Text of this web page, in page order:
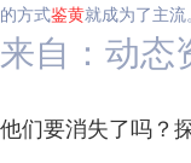
的方式鉴黄就成为了主
来自：动态
他们要消失了吗？